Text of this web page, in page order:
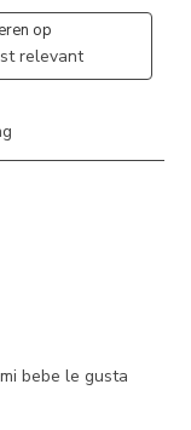
op
relevant
bebe le gusta